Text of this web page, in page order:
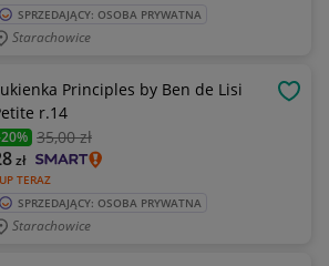
SPRZEDAJĄCY: OSOBA PRYWATNA
Starachowice
Principles by Ben de Lisi
r.14
35,00 zł
TERAZ
zł
SPRZEDAJĄCY: OSOBA PRYWATNA
Starachowice